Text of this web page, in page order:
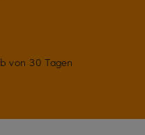
von 30 Tagen